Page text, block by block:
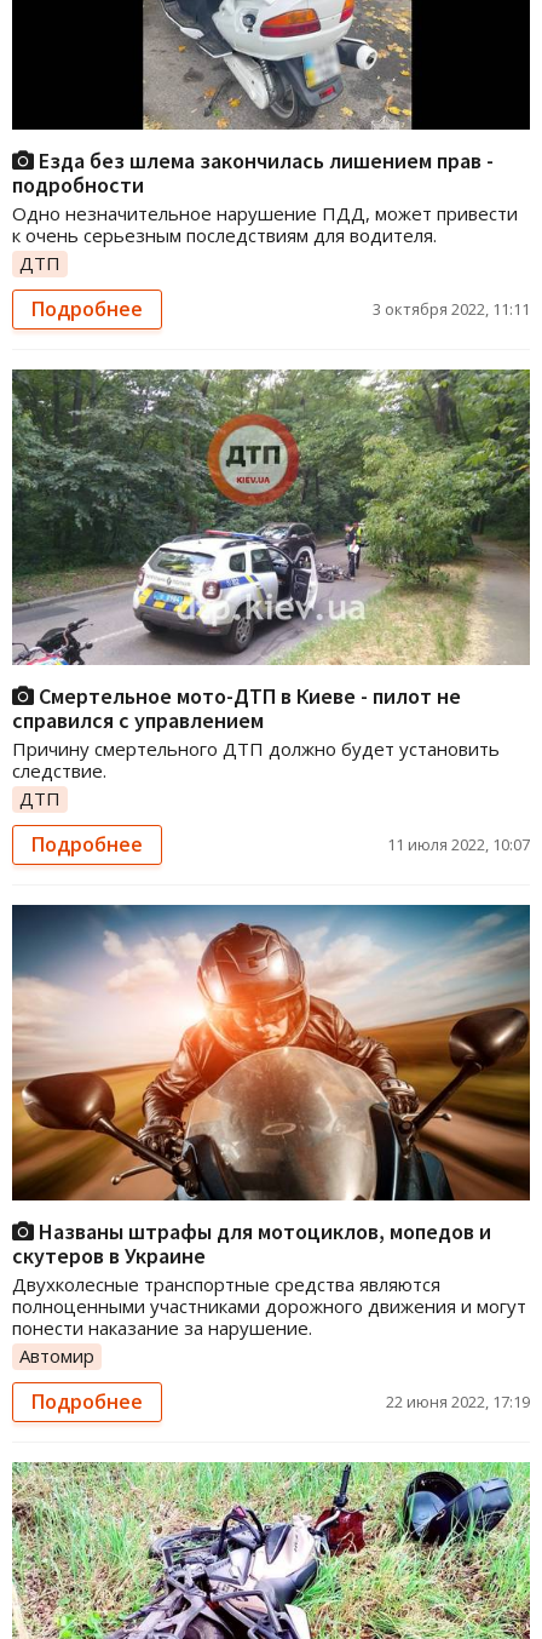
Езда без шлема закончилась лишением прав -
подробности
Одно незначительное нарушение ПДД, может привести
к очень серьезным последствиям для водителя.
ДТП
Подробнее 3 октября 2022, 11:11
Смертельное мото-ДТП в Киеве - пилот не
справился с управлением
Причину смертельного ДТП должно будет установить
следствие.
ДТП
Подробнее 11 июля 2022, 10:07
Названы штрафы для мотоциклов, мопедов и
скутеров в Украине
Двухколесные транспортные средства являются
полноценными участниками дорожного движения и могут
понести наказание за нарушение.
Автомир
Подробнее 22 июня 2022, 17:19